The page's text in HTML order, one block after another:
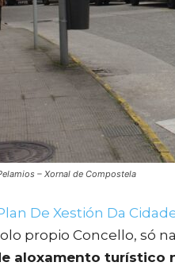
– Xornal de Compostela
De Xestión Da
propio Concello, só
aloxamento turístico